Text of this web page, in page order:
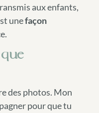
aux enfants,
unefaçon
des photos. Mon
pour que tu